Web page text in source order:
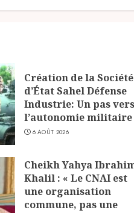
Création de la Société
d’État Sahel Défense
Industrie: Un pas vers
l’autonomie militaire
6 AOÛT 2026
Cheikh Yahya
Khalil : « Le CNAI est
une organisation
commune, pas une